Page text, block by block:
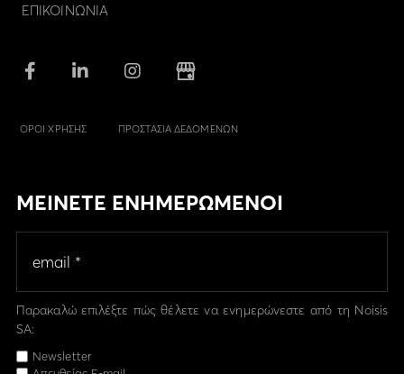
ΕΠΙΚΟΙΝΩΝΙΑ
ΟΡΟΙ ΧΡΗΣΗΣ ΠΡΟΣΤΑΣΙΑ ΔΕΔΟΜΕΝΩΝ
ΜΕΙΝΕΤΕ ΕΝΗΜΕΡΩΜΕΝΟΙ
Παρακαλώ επιλέξτε πώς θέλετε να ενημερώνεστε από τη Noisis
SA:
Newsletter